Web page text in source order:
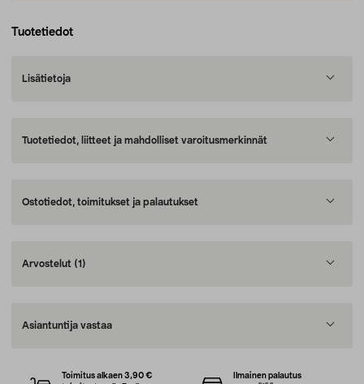
Tuotetiedot
Lisätietoja
Tuotetiedot, liitteet ja mahdolliset varoitusmerkinnät
Ostotiedot, toimitukset ja palautukset
Arvostelut (1)
Asiantuntija vastaa
Toimitus alkaen 3,90 €
Ilmainen palautus